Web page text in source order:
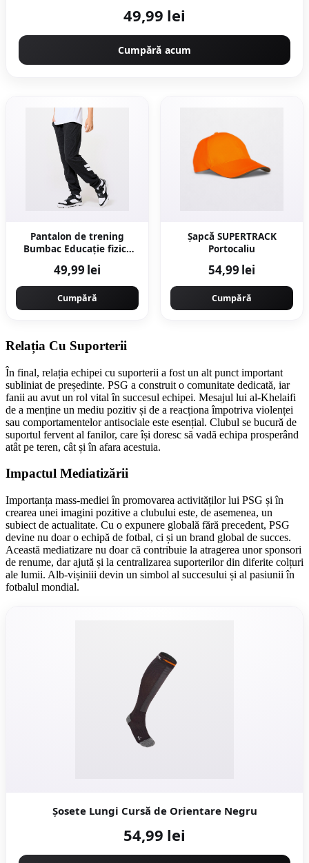
49,99 lei
Cumpără acum
Pantalon de trening
Bumbac Educație fizică
49,99 lei
Cumpără
Şapcă SUPERTRACK
Portocaliu
54,99 lei
Cumpără
Relația Cu Suporterii
În final, relația echipei cu suporterii a fost un alt punct important
subliniat de președinte. PSG a construit o comunitate dedicată, iar
fanii au avut un rol vital în succesul echipei. Mesajul lui al-Khelaifi
de a menține un mediu pozitiv și de a reacționa împotriva violenței
sau comportamentelor antisociale este esențial. Clubul se bucură de
suportul fervent al fanilor, care își doresc să vadă echipa prosperând
atât pe teren, cât și în afara acestuia.
Impactul Mediatizării
Importanța mass-mediei în promovarea activităților lui PSG și în
crearea unei imagini pozitive a clubului este, de asemenea, un
subiect de actualitate. Cu o expunere globală fără precedent, PSG
devine nu doar o echipă de fotbal, ci și un brand global de succes.
Această mediatizare nu doar că contribuie la atragerea unor sponsori
de renume, dar ajută și la centralizarea suporterilor din diferite colțuri
ale lumii. Alb-vișiniii devin un simbol al succesului și al pasiunii în
fotbalul mondial.
Șosete Lungi Cursă de Orientare Negru
54,99 lei